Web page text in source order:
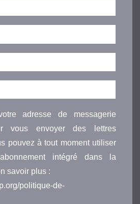
adresse de messagerie
vous envoyer des lettres
pouvez à tout moment utiliser
intégré dans la
savoir plus :
politique-de-